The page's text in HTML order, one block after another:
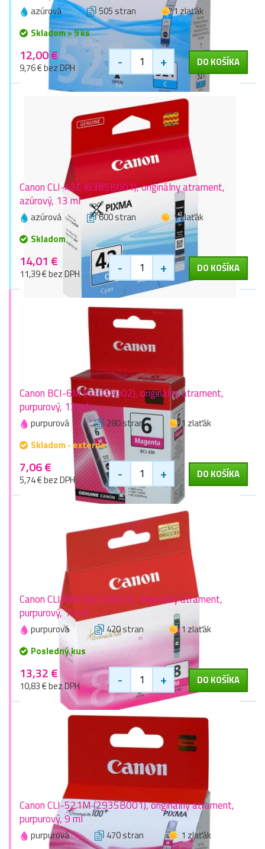
azúrová 505 stran
1 zlaťák
Skladom > 9 ks
12,00 €
9,76 € bez DPH - + DO KOŠÍKA
Canon CLI-42C (6385B001), originálny atrament,
azúrový, 13 ml
azúrová 600 stran
1 zlaťák
Skladom
14,01 €
11,39 € bez DPH - + DO KOŠÍKA
Canon BCI-6M (4707A002), originálny atrament,
purpurový, 13 ml
purpurová 280 stran
1 zlaťák
Skladom - externe
7,06 €
5,74 € bez DPH - + DO KOŠÍKA
Canon CLI-8M (0622B001), originálny atrament,
purpurový, 13 ml
purpurová 420 stran
1 zlaťák
Posledný kus
13,32 €
10,83 € bez DPH - + DO KOŠÍKA
Canon CLI-521M (2935B001), originálny atrament,
purpurový, 9 ml
purpurová 470 stran
1 zlaťák